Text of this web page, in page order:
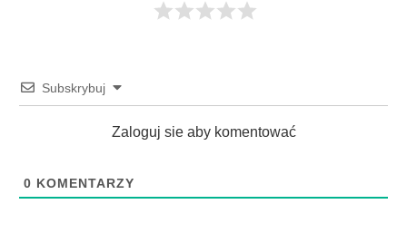
Subskrybuj
Zaloguj sie aby komentować
0 KOMENTARZY